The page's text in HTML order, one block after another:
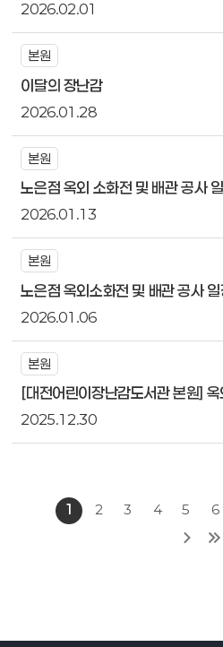
2026.02.01
본원
이달의 장난감
2026.01.28
본원
노은점 옥외 소화전 및 배관 공사
2026.01.13
본원
노은점 옥외소화전 및 배관 공사
2026.01.06
본원
[대전어린이장난감도서관 본원]
2025.12.30
1 2 3 4 5 6